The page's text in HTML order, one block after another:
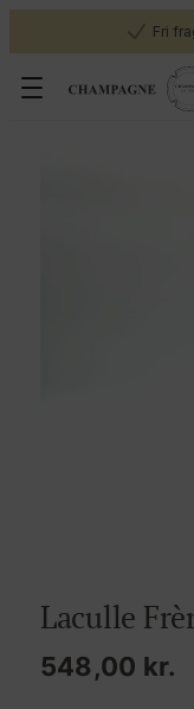
Fri
Laculle
548,00 kr.